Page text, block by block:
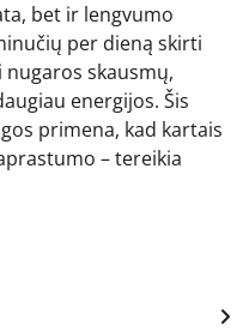
bet ir lengvumo
per dieną skirti
skausmų,
energijos. Šis
primena, kad kartais
– tereikia